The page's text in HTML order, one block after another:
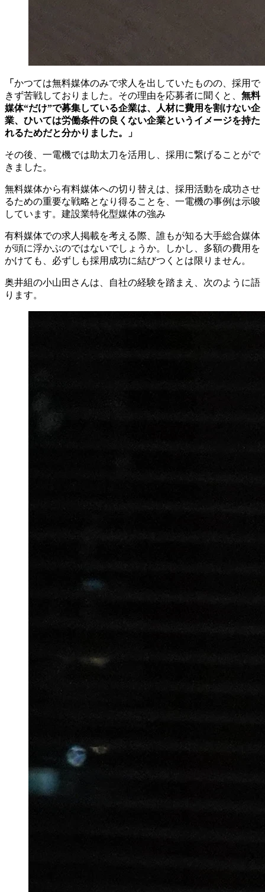
「 かつては無料媒体のみで求人を出していたものの、採用で
きず苦戦しておりました。その理由を応募者に聞くと、 無料
媒体“だけ”で募集している企業は、人材に費用を割けない企
業、ひいては労働条件の良くない企業というイメージを持た
れるためだと分かりました。」
その後、一電機では助太刀を活用し、採用に繋げることがで
きました。
無料媒体から有料媒体への切り替えは、採用活動を成功させ
るための重要な戦略となり得ることを、一電機の事例は示唆
しています。建設業特化型媒体の強み
有料媒体での求人掲載を考える際、誰もが知る大手総合媒体
が頭に浮かぶのではないでしょうか。しかし、多額の費用を
かけても、必ずしも採用成功に結びつくとは限りません。
奥井組の小山田さんは、自社の経験を踏まえ、次のように語
ります。